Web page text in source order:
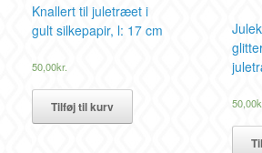
Knallert til juletræet i
gult silkepapir, l: 17 cm
50,00kr.
Tilføj til kurv 50,00